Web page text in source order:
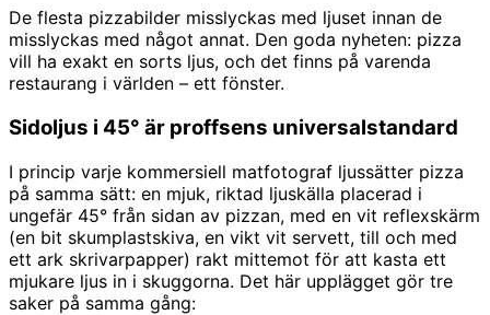
De flesta pizzabilder misslyckas med ljuset innan de
misslyckas med något annat. Den goda nyheten: pizza
vill ha exakt en sorts ljus, och det finns på varenda
restaurang i världen – ett fönster.
Sidoljus i 45° är proffsens universalstandard
I princip varje kommersiell matfotograf ljussätter pizza
på samma sätt: en mjuk, riktad ljuskälla placerad i
ungefär 45° från sidan av pizzan, med en vit reflexskärm
(en bit skumplastskiva, en vikt vit servett, till och med
ett ark skrivarpapper) rakt mittemot för att kasta ett
mjukare ljus in i skuggorna. Det här upplägget gör tre
saker på samma gång: